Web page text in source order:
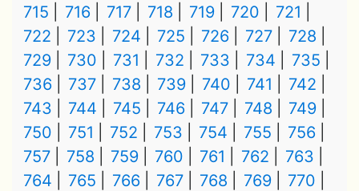
715
716 717 718 719 720
721
722
723 724 725 726 727
728
729
730 731 732 733 734
735
736
737 738 739 740 741
742
743
744 745 746 747 748
749
750
751 752 753 754 755
756
757
758 759 760 761 762
763
764
765 766 767 768 769
770